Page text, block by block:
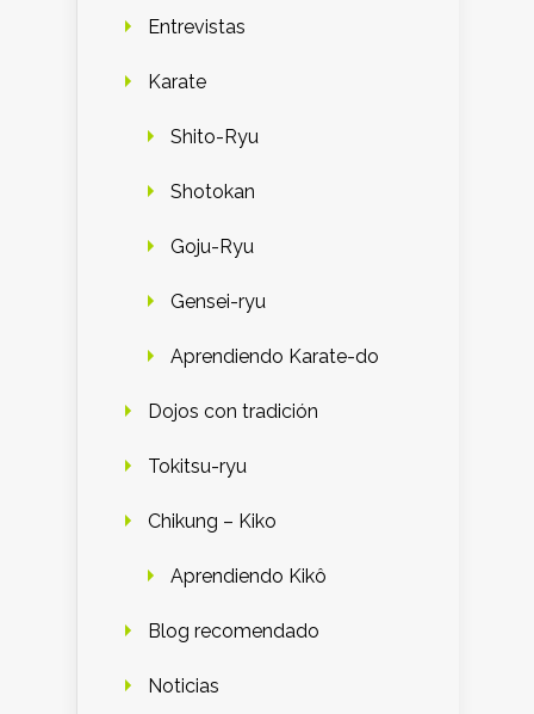
Entrevistas
Karate
Shito-Ryu
Shotokan
Goju-Ryu
Gensei-ryu
Aprendiendo Karate-do
Dojos con tradición
Tokitsu-ryu
Chikung – Kiko
Aprendiendo Kikô
Blog recomendado
Noticias